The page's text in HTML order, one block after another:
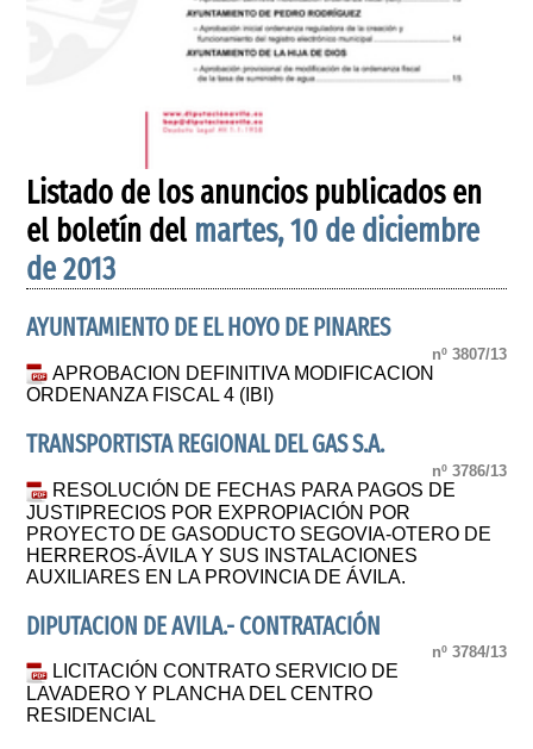
Listado de los anuncios publicados en
el boletín del martes, 10 de diciembre
de 2013
AYUNTAMIENTO DE EL HOYO DE PINARES
nº 3807/13
APROBACION DEFINITIVA MODIFICACION
ORDENANZA FISCAL 4 (IBI)
TRANSPORTISTA REGIONAL DEL GAS S.A.
nº 3786/13
RESOLUCIÓN DE FECHAS PARA PAGOS DE
JUSTIPRECIOS POR EXPROPIACIÓN POR
PROYECTO DE GASODUCTO SEGOVIA-OTERO DE
HERREROS-ÁVILA Y SUS INSTALACIONES
AUXILIARES EN LA PROVINCIA DE ÁVILA.
DIPUTACION DE AVILA.- CONTRATACIÓN
nº 3784/13
LICITACIÓN CONTRATO SERVICIO DE
LAVADERO Y PLANCHA DEL CENTRO
RESIDENCIAL